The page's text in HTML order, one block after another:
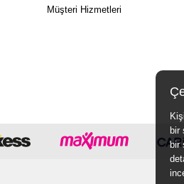
bir
bir
Müşteri Hizmetleri